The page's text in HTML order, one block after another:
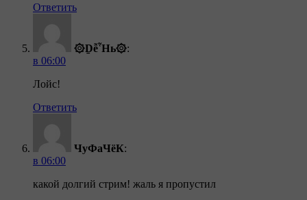
Ответить
۞ḎễἯь۞:
в 06:00
Лойс!
Ответить
ЧуФаЧёК:
в 06:00
какой долгий стрим! жаль я пропустил